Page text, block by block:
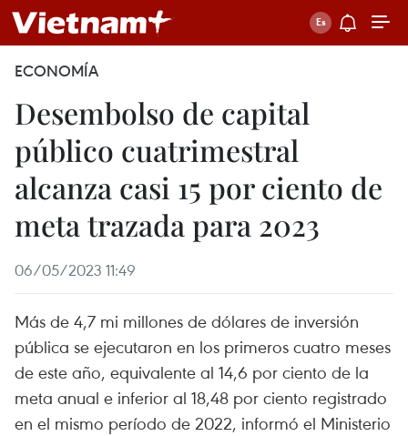
ECONOMÍA
Desembolso de capital
público cuatrimestral
alcanza casi 15 por ciento de
meta trazada para 2023
06/05/2023 11:49
Más de 4,7 mi millones de dólares de inversión
pública se ejecutaron en los primeros cuatro meses
de este año, equivalente al 14,6 por ciento de la
meta anual e inferior al 18,48 por ciento registrado
en el mismo período de 2022, informó el Ministerio